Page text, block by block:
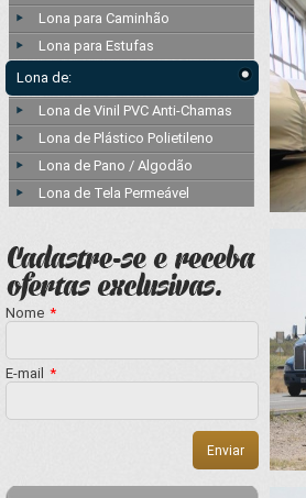
Lona para Caminhão
Lona para Estufas
Lona de:
Lona de Vinil PVC Anti-Chamas
Lona de Plástico Polietileno
Lona de Pano / Algodão
Lona de Tela Permeável
Nome *
E-mail *